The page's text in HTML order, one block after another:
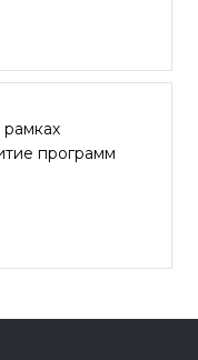
программ